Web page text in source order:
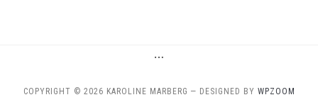
…
COPYRIGHT © 2026 KAROLINE MARBERG — DESIGNED BY WPZOOM